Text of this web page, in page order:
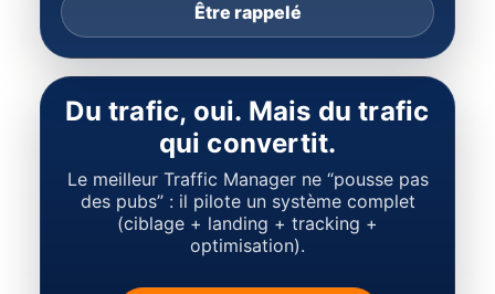
Être rappelé
Du trafic, oui. Mais du trafic
qui convertit.
Le meilleur Traffic Manager ne “pousse pas
des pubs” : il pilote un système complet
(ciblage + landing + tracking +
optimisation).